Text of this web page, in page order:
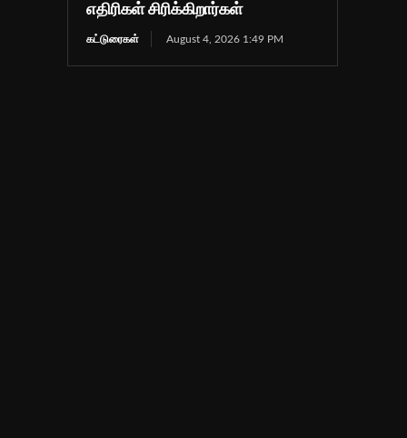
எதிரிகள் சிரிக்கிறார்கள்
கட்டுரைகள் August 4, 2026 1:49 PM